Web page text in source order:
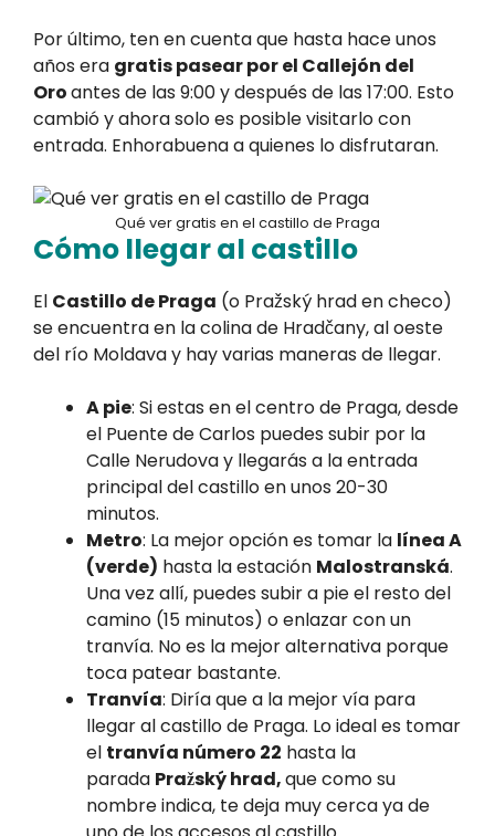
Por último, ten en cuenta que hasta hace unos
años era gratis pasear por el Callejón del
Oroantes de las 9:00 y después de las 17:00. Esto
cambió y ahora solo es posible visitarlo con
entrada. Enhorabuena a quienes lo disfrutaran.
Qué ver gratis en el castillo de Praga
Cómo llegar al castillo
El Castillo de Praga (o Pražský hrad en checo)
se encuentra en la colina de Hradčany, al oeste
del río Moldava y hay varias maneras de llegar.
A pie: Si estas en el centro de Praga, desde
el Puente de Carlos puedes subir por la
Calle Nerudova y llegarás a la entrada
principal del castillo en unos 20-30
minutos.
Metro: La mejor opción es tomar la línea A
(verde) hasta la estación Malostranská.
Una vez allí, puedes subir a pie el resto del
camino (15 minutos) o enlazar con un
tranvía. No es la mejor alternativa porque
toca patear bastante.
Tranvía: Diría que a la mejor vía para
llegar al castillo de Praga. Lo ideal es tomar
el tranvía número 22 hasta la
parada Pražský hrad,que como su
nombre indica, te deja muy cerca ya de